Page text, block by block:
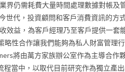
仍需耗費大量時間處理數據對帳
代，投資顧問和客戶消費資訊的
益，為客戶經理乃至客戶提供一
性合作讓我們能夠為私人財富管
將由萬方家族辦公室作為主導合
當中，以取代目前研究作為獨立